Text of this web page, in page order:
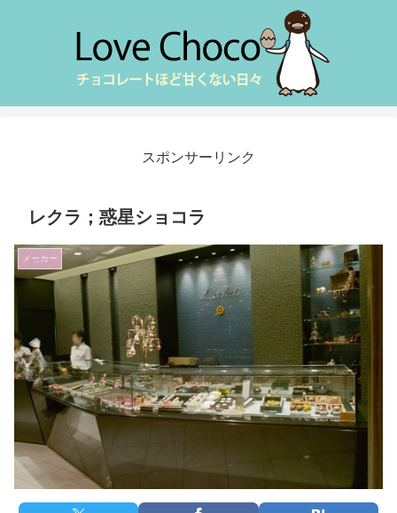
スポンサーリンク
レクラ；惑星ショコラ
メーカー